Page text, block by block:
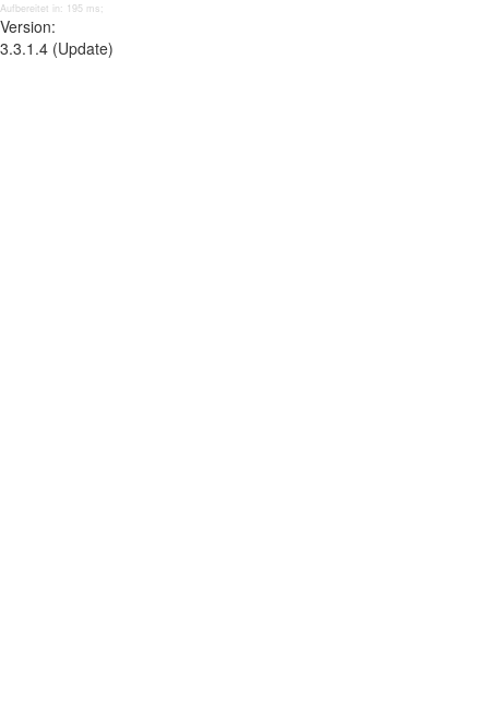
Aufbereitet in: 195 ms;
Version:
3.3.1.4 (Update)